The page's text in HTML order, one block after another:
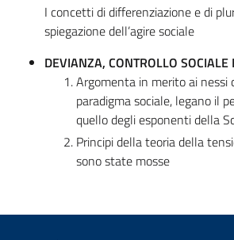
I concetti di differenziazione e di
spiegazione dell’agire sociale
DEVIANZA, CONTROLLO SOCIALE
Argomenta in merito ai nessi
paradigma sociale, legano il
quello degli esponenti della
Principi della teoria della
sono state mosse